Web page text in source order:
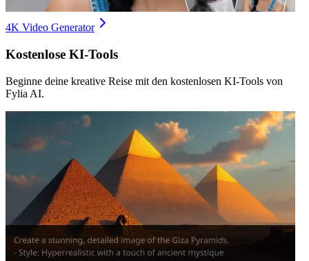
4K Video Generator
Kostenlose KI-Tools
Beginne deine kreative Reise mit den kostenlosen KI-Tools von
Fylia AI.